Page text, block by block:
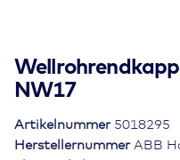
NW17
Herstellernummer ABB
Artikelnummer 5018295